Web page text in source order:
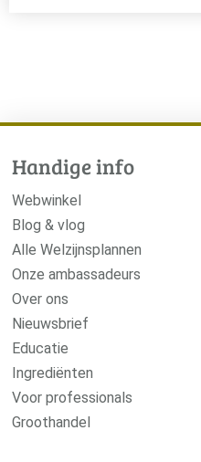
Handige info
Webwinkel
Blog & vlog
Alle Welzijnsplannen
Onze ambassadeurs
Over ons
Nieuwsbrief
Educatie
Ingrediënten
Voor professionals
Groothandel